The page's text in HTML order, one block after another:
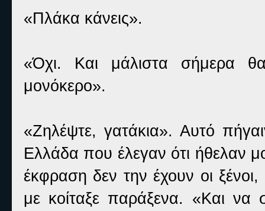
«Πλάκα κάνεις».
«Όχι. Και μάλιστα σήμερα
μονόκερο».
«Ζηλέψτε, γατάκια». Αυτό
Ελλάδα που έλεγαν ότι ήθελαν
έκφραση δεν την έχουν οι
με κοίταξε παράξενα. «Και να